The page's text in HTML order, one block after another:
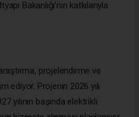
Bakanlığı’nın katkılarıyla
projelendirme ve
ediyor. Projenin 2026 yılı
yılının başında elektrikli